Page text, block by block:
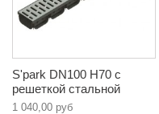
S'park DN100 H70 c
решеткой стальной
1 040,00 руб